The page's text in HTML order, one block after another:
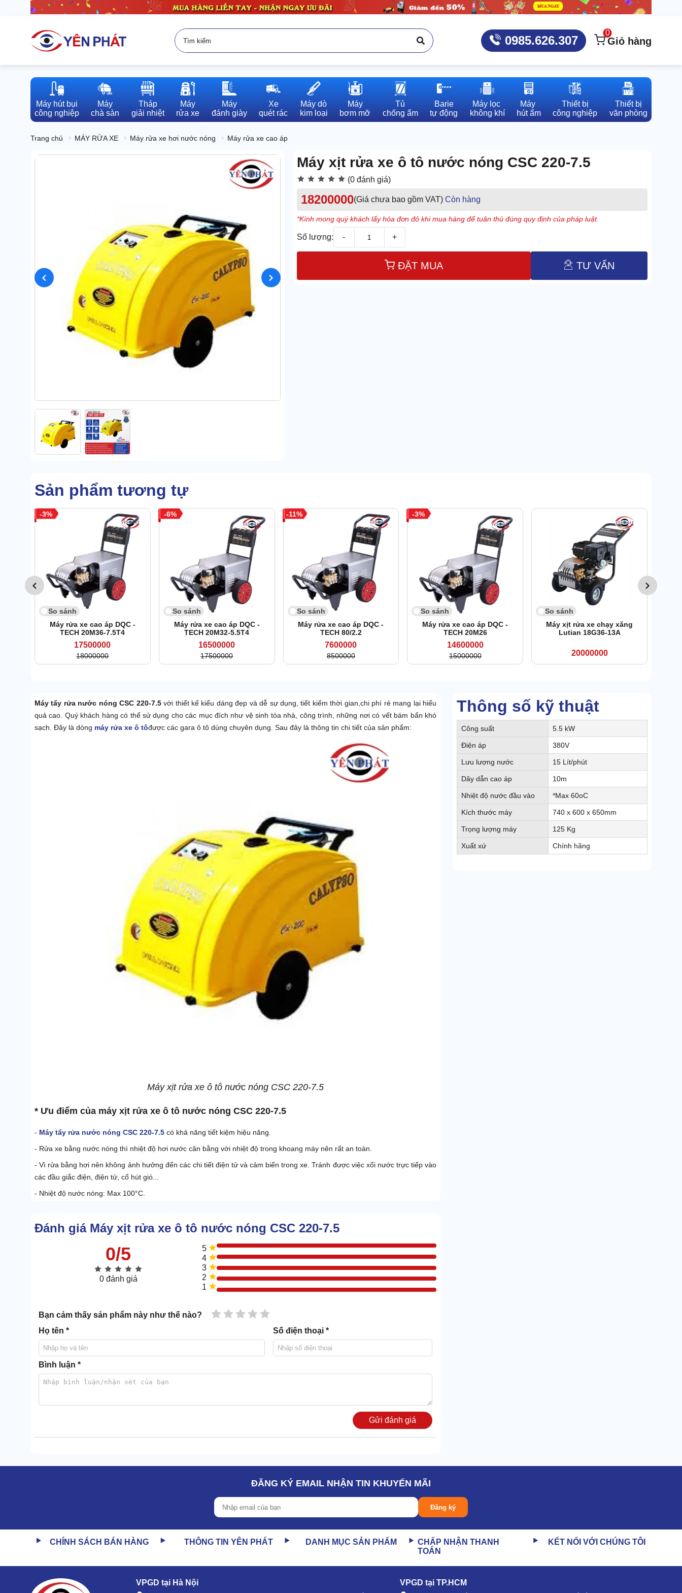
0985.626.307
0
Giỏ hàng
Máy hút bụi
công nghiệp
Máy
chà sàn
Tháp
giải nhiệt
Máy
rửa xe
Máy
đánh giày
Xe
quét rác
Máy dò
kim loại
Máy
bơm mỡ
Tủ
chống ẩm
Barie
tự động
Máy lọc
không khí
Máy
hút ẩm
Thiết bị
công nghiệp
Thiết bị
văn phòng
Trang chủ MÁY RỬA XE Máy rửa xe hơi nước nóng Máy rửa xe cao áp
Máy xịt rửa xe ô tô nước nóng CSC 220-7.5
(0 đánh giá)
18200000(Giá chưa bao gồm VAT) Còn hàng
*Kính mong quý khách lấy hóa đơn đỏ khi mua hàng để tuân thủ đúng quy định của pháp luật.
Số lượng: - +
ĐẶT MUA TƯ VẤN
Sản phẩm tương tự
3
So sánh
Máy rửa xe cao áp DQC -
TECH 20M36-7.5T4
17500000
18000000
6
So sánh
Máy rửa xe cao áp DQC -
TECH 20M32-5.5T4
16500000
17500000
11
So sánh
Máy rửa xe cao áp DQC -
TECH 80/2.2
7600000
8500000
3
So sánh
Máy rửa xe cao áp DQC -
TECH 20M26
14600000
15000000
So sánh
Máy xịt rửa xe chạy xăng
Lutian 18G36-13A
20000000
Thông số kỹ thuật
Công suất 5.5 kW
Điện áp 380V
Lưu lượng nước 15 Lít/phút
Dây dẫn cao áp 10m
Nhiệt độ nước đầu vào *Max 60oC
Kích thước máy 740 x 600 x 650mm
Trọng lượng máy 125 Kg
Xuất xứ Chính hãng
Máy tẩy rửa nước nóng CSC 220-7.5với thiết kế kiểu dáng đẹp và dễ sự dụng, tiết kiểm thời gian,chi phí rẻ mang lại hiểu
quả cao. Quý khách hàng có thể sử dụng cho các mục đích như vệ sinh tòa nhà, công trình, những nơi có vết bám bẩn khó
sạch. Đây là dòng máy rửa xe ô tôđược các gara ô tô dùng chuyên dụng. Sau đây là thông tin chi tiết của sản phẩm:
Máy xịt rửa xe ô tô nước nóng CSC 220-7.5
* Ưu điểm của máy xịt rửa xe ô tô nước nóng CSC 220-7.5
- Máy tẩy rửa nước nóng CSC 220-7.5 có khả năng tiết kiệm hiệu năng.
- Rửa xe bằng nước nóng thì nhiệt độ hơi nước cân bằng với nhiệt độ trong khoang máy nên rất an toàn.
- Vì rửa bằng hơi nên không ảnh hưởng đến các chi tiết điện tử và cảm biến trong xe. Tránh được việc xối nước trực tiếp vào
các đầu giắc điện, điện tử, cổ hút gió...
- Nhiệt độ nước nóng: Max 100°C.
* Tại sao nên chọn Yên Phát để mua máy xịt rửa xe ô tô nước nóng CSC 220-7.5
là một trong những đơn vị đi đầu trong lĩnh vực phân phối máy rửa xe chính hãng.
- Đội ngũ nhân viên trẻ, nhiệt tình, tư vấn chu đáo.
- Chuyên viên kỹ thuật lành nghề.
- Chính sách bảo hành lâu dài, giá cả niêm yết theo nhà sản xuất.
- Miễn phí vận chuyển nội thành Hà Nội và thành phố Hồ Chí Minh.
Hy vọng những thông tin chia sẻ trên sẽ hữu ích với quý khách giúp quý khách lựa chọn được chiếc máy rửa xe phù hợp. Để
biết thêm thông tin chi tiết về sản phẩm và tham khảo thêm các model máy rửa xe nước nóngkhác quý khách vui lòng liên
hệ hotline 0917.430.282 - 0967.998.982 để được tư vấn hoàn toàn miễn phí.
Đánh giá Máy xịt rửa xe ô tô nước nóng CSC 220-7.5
0/5
0 đánh giá
5
4
3
2
1
Bạn cảm thấy sản phẩm này như thế nào? 5 sao
4 sao
3 sao
2 sao
1 sao
Họ tên * Số điện thoại *
Bình luận *
Gửi đánh giá
ĐĂNG KÝ EMAIL NHẬN TIN KHUYẾN MÃI
Đăng ký
CHÍNH SÁCH BÁN HÀNG THÔNG TIN YÊN PHÁT DANH MỤC SẢN PHẨM
CHẤP NHẬN THANH
TOÁN
KẾT NỐI VỚI CHÚNG TÔI
VPGD tại Hà Nội VPGD tại TP.HCM